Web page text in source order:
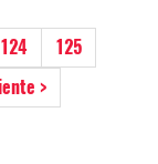
Página
124 Página
125
>